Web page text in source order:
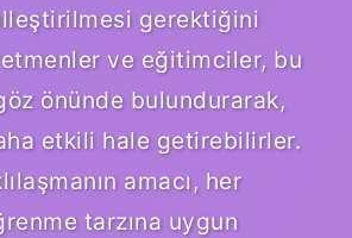
gerektiğini
ve eğitimciler, bu
önünde bulundurarak,
etkili hale getirebilirler.
amacı, her
tarzına uygun